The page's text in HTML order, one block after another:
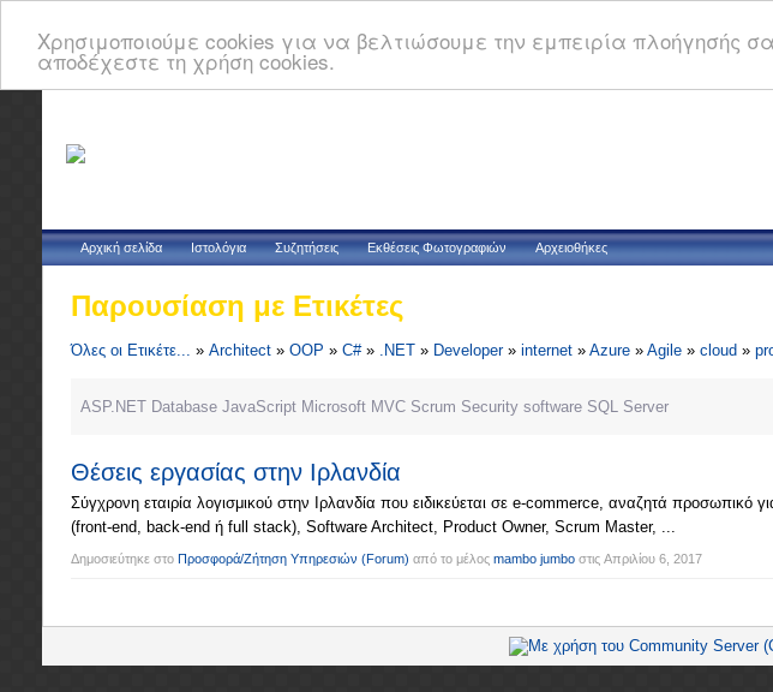
Χρησιμοποιούμε cookies για να βελτιώσουμε την εμπειρία πλοήγησής
αποδέχεστε τη χρήση cookies.
Αρχική σελίδα Ιστολόγια Συζητήσεις Εκθέσεις Φωτογραφιών Αρχειοθήκες
Παρουσίαση με Ετικέτες
Όλες οι Ετικέτε... » Architect » OOP » C#» .NET » Developer» internet » Azure » Agile » cloud »
ASP.NET Database JavaScript Microsoft MVC Scrum Security software SQL Server
Θέσεις εργασίας στην Ιρλανδία
Σύγχρονη εταιρία λογισμικού στην Ιρλανδία που ειδικεύεται σε e-commerce, αναζητά προσωπικό
(front-end, back-end ή full stack), Software Architect, Product Owner, Scrum Master, ...
Δημοσιεύτηκε στο Προσφορά/Ζήτηση Υπηρεσιών (Forum) από το μέλος mambo jumbo στις Απριλίου 6, 2017